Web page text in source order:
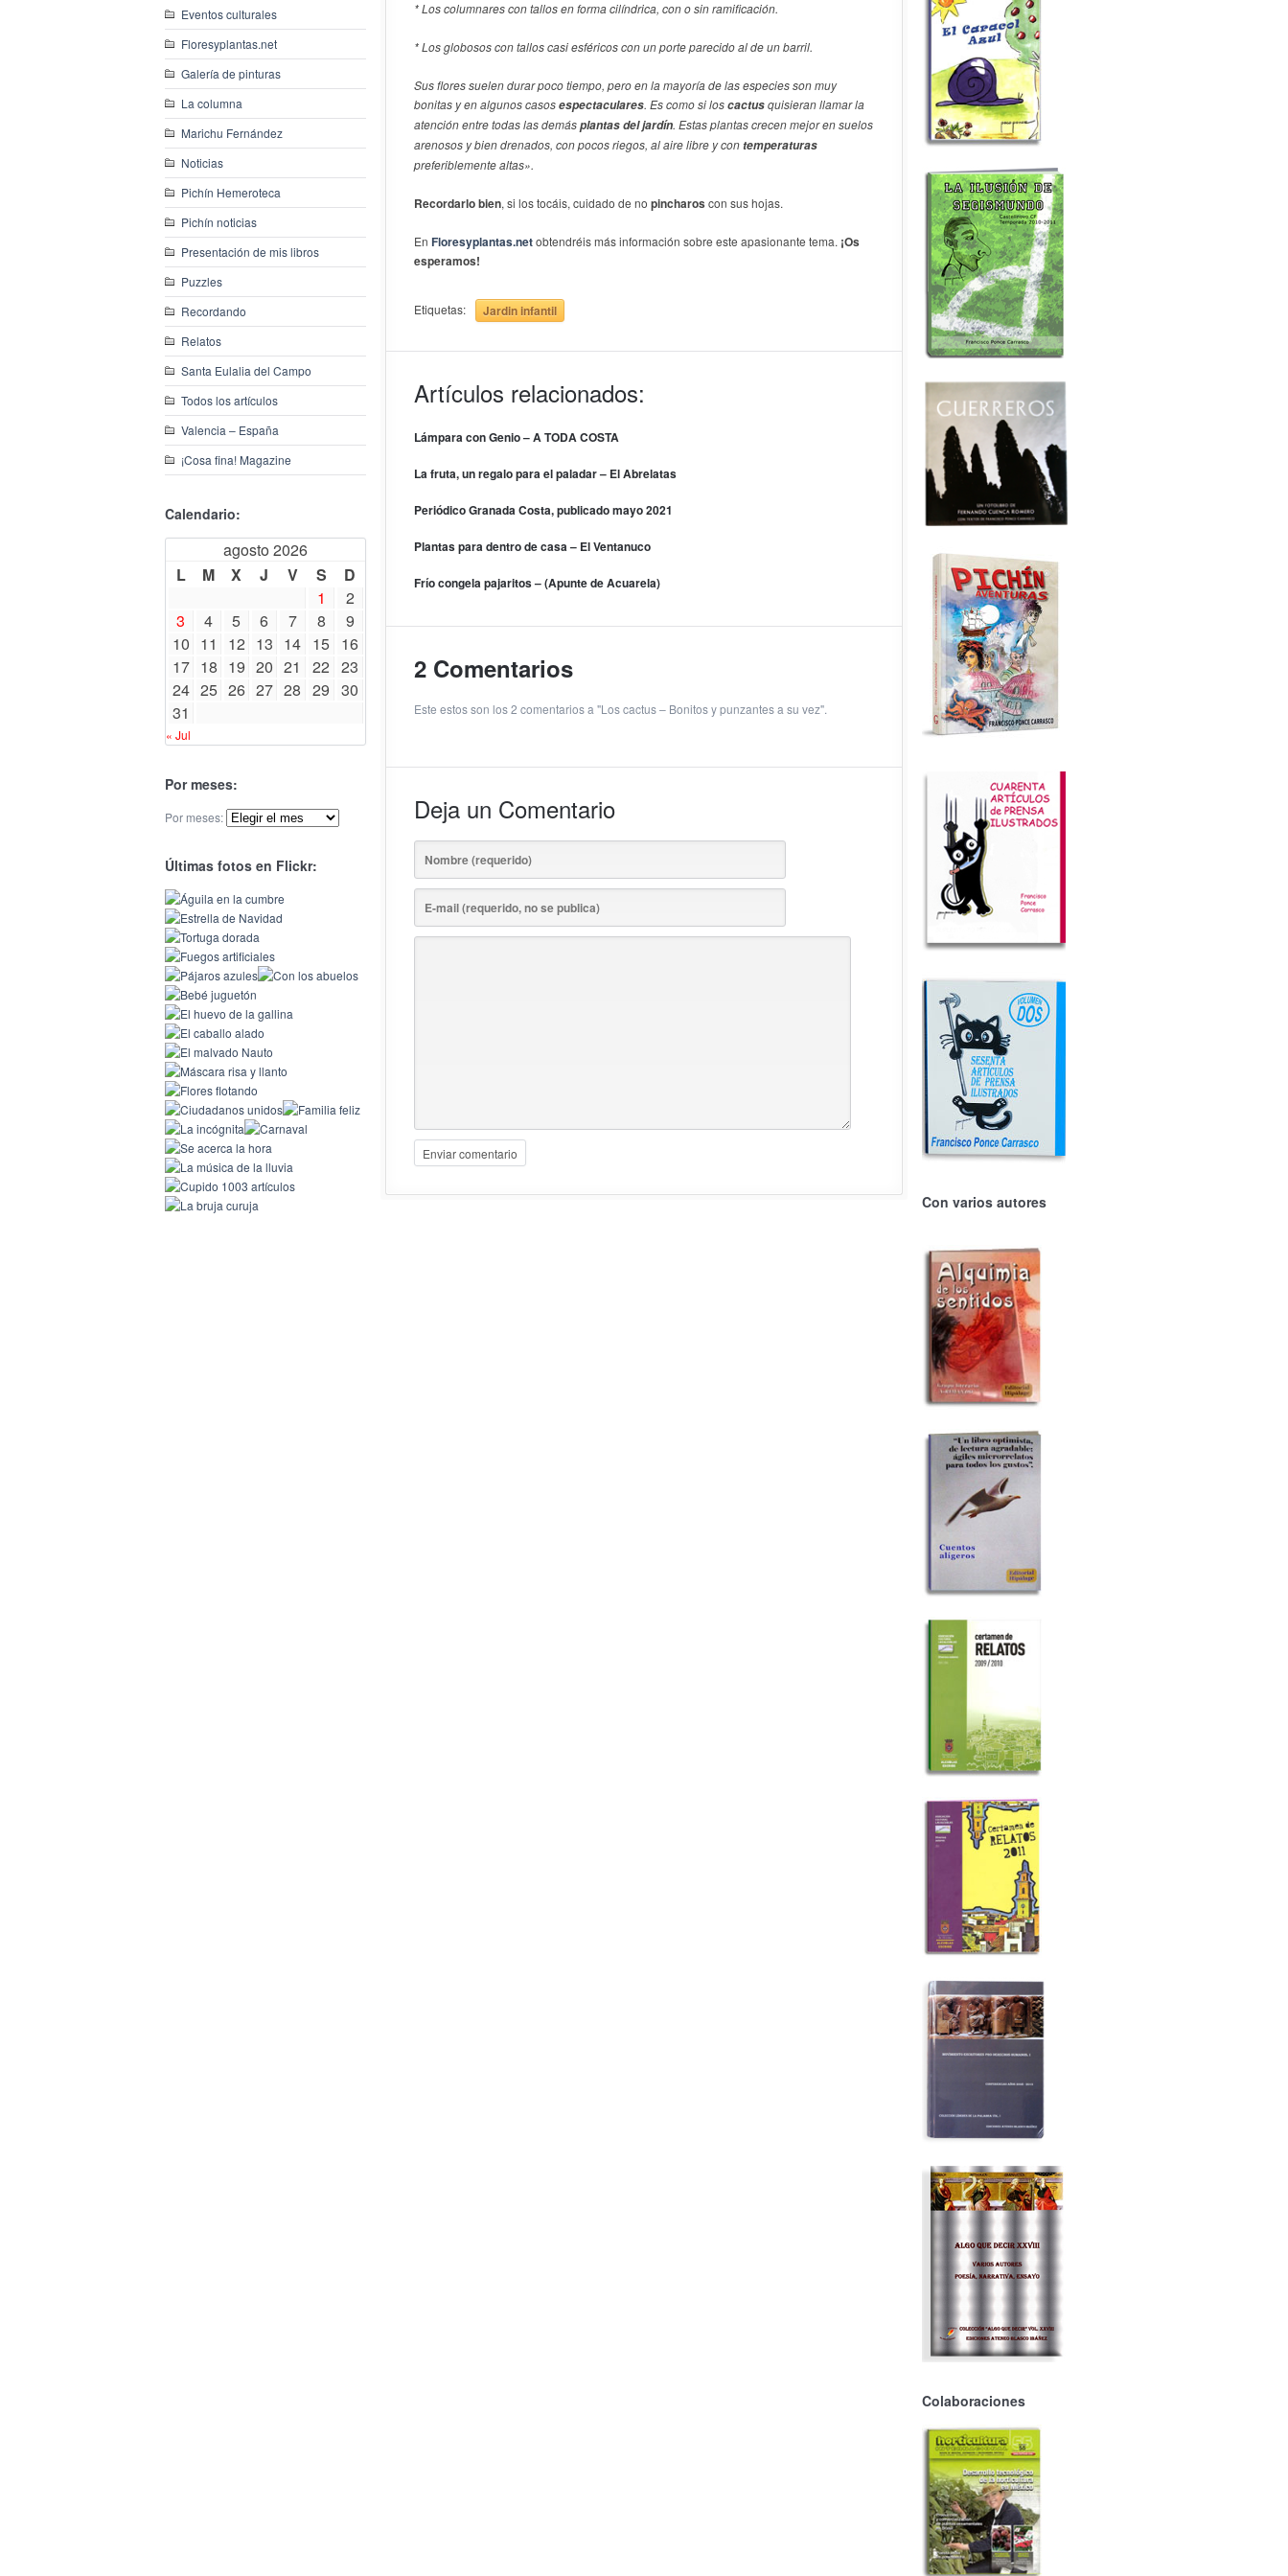
Eventos culturales
Floresyplantas.net
Galería de pinturas
La columna
Marichu Fernández
Noticias
Pichín Hemeroteca
Pichín noticias
Presentación de mis libros
Puzzles
Recordando
Relatos
Santa Eulalia del Campo
Todos los artículos
Valencia – España
¡Cosa fina! Magazine
Calendario:
agosto 2026
L
M X J V S
D
1
2
3
4 5 6 7 8
9
10 11 12 13 14 15 16
17 18 19 20 21 22 23
24 25 26 27 28 29 30
31
« Jul
Por meses:
Por meses:
Últimas fotos en Flickr:
Con varios autores
Colaboraciones
* Los columnares con tallos en forma cilíndrica, con o sin ramificación.
* Los globosos con tallos casi esféricos con un porte parecido al de un barril.
Sus flores suelen durar poco tiempo, pero en la mayoría de las especies son muy
bonitas y en algunos casosespectaculares. Es como si loscactusquisieran llamar la
atención entre todas las demásplantas del jardín. Estas plantas crecen mejor en suelos
arenosos y bien drenados, con pocos riegos, al aire libre y contemperaturas
preferiblemente altas».
Recordarlo bien, si los tocáis, cuidado de no pincharos con sus hojas.
En Floresyplantas.netobtendréis más información sobre este apasionante tema. ¡Os
esperamos!
Etiquetas: Jardin infantil
Artículos relacionados:
Lámpara con Genio – A TODA COSTA
La fruta, un regalo para el paladar – El Abrelatas
Periódico Granada Costa, publicado mayo 2021
Plantas para dentro de casa – El Ventanuco
Frío congela pajaritos – (Apunte de Acuarela)
2 Comentarios
Este estos son los 2 comentarios a "Los cactus – Bonitos y punzantes a su vez".
Deja un Comentario